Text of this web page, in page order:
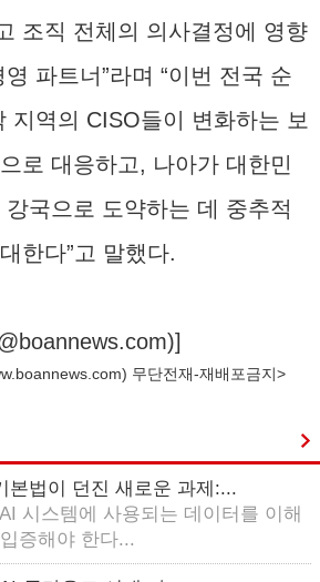
조직 전체의 의사결정에 영향
파트너”라며 “이번 전국 순
지역의 CISO들이 변화하는 보
로 대응하고, 나아가 대한민
국으로 도약하는 데 중추적
한다”고 말했다.
)]
) 무단전재-재배포금지>
본법이 던진 새로운 과제:...
시스템에 사용되는 데이터를 이해
증해야 한다...